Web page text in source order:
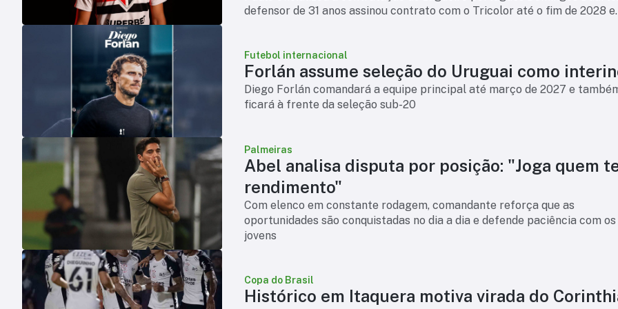
defensor de 31 anos assinou contrato com o Tricolor até o fim de 2028 e
Futebol internacional
Forlán assume seleção do Uruguai como
Diego Forlán comandará a equipe principal até março de 2027 e
ficará à frente da seleção sub-20
Palmeiras
Abel analisa disputa por posição: "Joga quem
rendimento"
Com elenco em constante rodagem, comandante reforça que as
oportunidades são conquistadas no dia a dia e defende paciência com os
jovens
Copa do Brasil
Histórico em Itaquera motiva virada do